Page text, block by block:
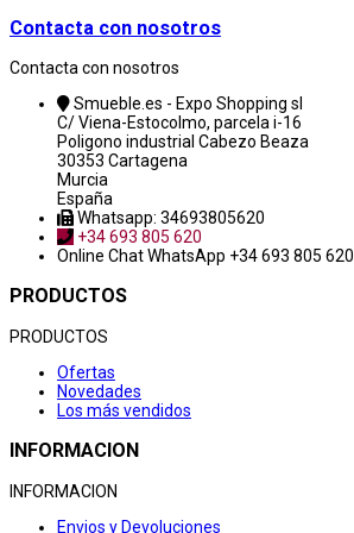
Contacta con nosotros
Contacta con nosotros
Smueble.es - Expo Shopping sl
C/ Viena-Estocolmo, parcela i-16
Poligono industrial Cabezo Beaza
30353 Cartagena
Murcia
España
Whatsapp: 34693805620
+34 693 805 620
Online ChatWhatsApp +34 693 805 620
PRODUCTOS
PRODUCTOS
Ofertas
Novedades
Los más vendidos
INFORMACION
INFORMACION
Envios y Devoluciones